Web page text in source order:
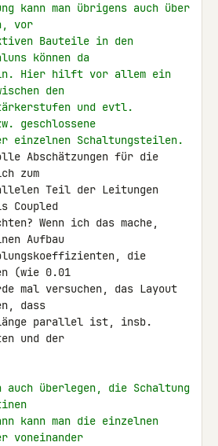
kann man übrigens auch über
vor
Bauteile in den
können da
Hier hilft vor allem ein
den
und evtl.
geschlossene
einzelnen Schaltungsteilen.
Abschätzungen für die
zum
Teil der Leitungen
Coupled
Wenn ich das mache,
Aufbau
die
(wie 0.01
mal versuchen, das Layout
dass
parallel ist, insb.
und der
auch überlegen, die Schaltung
kann man die einzelnen
voneinander